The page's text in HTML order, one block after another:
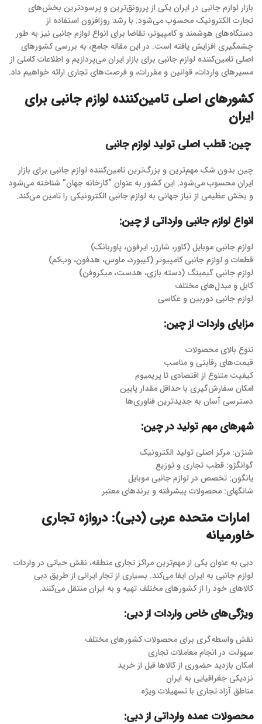
بازار لوازم جانبی در ایران یکی از پررونق‌ترین و پرسودترین بخش‌های
تجارت الکترونیک محسوب می‌شود. با رشد روزافزون استفاده از
دستگاه‌های هوشمند و کامپیوتر، تقاضا برای انواع لوازم جانبی نیز به طور
چشمگیری افزایش یافته است. در این مقاله جامع، به بررسی کشورهای
اصلی تامین‌کننده لوازم جانبی برای بازار ایران می‌پردازیم و اطلاعات کاملی از
مسیرهای واردات، قوانین و مقررات، و فرصت‌های تجاری ارائه خواهیم داد.
کشورهای اصلی تامین‌کننده لوازم جانبی برای
ایران
چین: قطب اصلی تولید لوازم جانبی
چین بدون شک مهم‌ترین و بزرگ‌ترین تامین‌کننده لوازم جانبی برای بازار
ایران محسوب می‌شود. این کشور به عنوان “کارخانه جهان” شناخته می‌شود
و بخش عظیمی از نیاز جهانی به لوازم جانبی الکترونیکی را تامین می‌کند.
انواع لوازم جانبی وارداتی از چین:
لوازم جانبی موبایل (کاور، شارژر، ایرفون، پاوربانک)
قطعات و لوازم جانبی کامپیوتر (کیبورد، ماوس، هدفون، وب‌کم)
لوازم جانبی گیمینگ (دسته بازی، هدست، میکروفن)
کابل و مبدل‌های مختلف
لوازم جانبی دوربین و عکاسی
مزایای واردات از چین:
تنوع بالای محصولات
قیمت‌های رقابتی و مناسب
کیفیت متنوع از اقتصادی تا پریمیوم
امکان سفارش‌گیری با حداقل مقدار پایین
دسترسی آسان به جدیدترین فناوری‌ها
شهرهای مهم تولید در چین:
شنژن: مرکز اصلی تولید الکترونیک
گوانگژو: قطب تجاری و توزیع
یانگون: تخصص در لوازم جانبی موبایل
شانگهای: محصولات پیشرفته و برندهای معتبر
امارات متحده عربی (دبی): دروازه تجاری
خاورمیانه
دبی به عنوان یکی از مهم‌ترین مراکز تجاری منطقه، نقش حیاتی در واردات
لوازم جانبی به ایران ایفا می‌کند. بسیاری از تجار ایرانی از طریق دبی
کالاهای خود را از کشورهای مختلف تهیه و به ایران منتقل می‌کنند.
ویژگی‌های خاص واردات از دبی:
نقش واسطه‌گری برای محصولات کشورهای مختلف
سهولت در انجام معاملات تجاری
امکان بازدید حضوری از کالاها قبل از خرید
نزدیکی جغرافیایی به ایران
مناطق آزاد تجاری با تسهیلات ویژه
محصولات عمده وارداتی از دبی: